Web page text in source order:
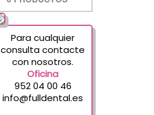
Para cualquier
consulta contacte
con nosotros.
Oficina
952 04 00 46
info@fulldental.es